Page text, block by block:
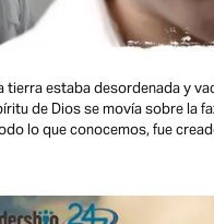
tierra estaba desordenada y
de Dios se movía sobre la
lo que conocemos, fue